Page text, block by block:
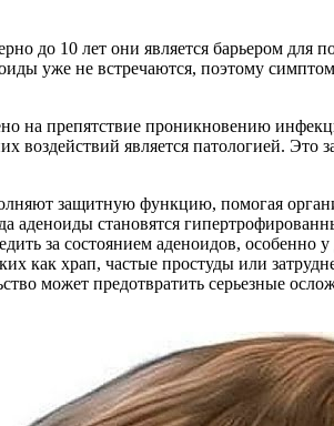
до 10 лет они является барьером для
уже не встречаются, поэтому
на препятствие проникновению
воздействий является патологией. Это
защитную функцию, помогая
становятся
за состоянием аденоидов, особенно у
как храп, частые простуды или
может предотвратить серьезные